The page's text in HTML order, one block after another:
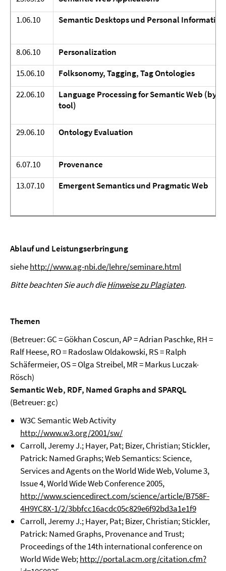
1.06.10
Semantic Desktops und Personal
8.06.10
Personalization
15.06.10
Folksonomy, Tagging, Tag Ontologies
22.06.10
Language Processing for Semantic Web (by
tool)
29.06.10 Ontology Evaluation
6.07.10
Provenance
13.07.10
Emergent Semantics und Pragmatic Web
Ablauf und Leistungserbringung
siehehttp://www.ag-nbi.de/lehre/seminare.html
Bitte beachten Sie auch dieHinweise zu Plagiaten.
Themen
(Betreuer: GC = Gökhan Coscun, AP = Adrian Paschke, RH =
Ralf Heese, RO = Radoslaw Oldakowski, RS = Ralph
Schäfermeier, OS = Olga Streibel, MR = Markus Luczak-
Rösch)
Semantic Web, RDF, Named Graphs and SPARQL
(Betreuer: gc)
W3C Semantic Web Activity
http://www.w3.org/2001/sw/
Carroll, Jeremy J.; Hayer, Pat; Bizer, Christian; Stickler,
Patrick: Named Graphs; Web Semantics: Science,
Services and Agents on the World Wide Web, Volume 3,
Issue 4, World Wide Web Conference 2005,
http://www.sciencedirect.com/science/article/B758F-
4H9YC8X-1/2/3bbfcc16acdc05c829e6f92bd3a1e1f9
Carroll, Jeremy J.; Hayer, Pat; Bizer, Christian; Stickler,
Patrick: Named Graphs, Provenance and Trust;
Proceedings of the 14th international conference on
World Wide Web;http://portal.acm.org/citation.cfm?